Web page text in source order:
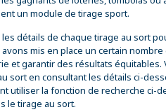
un module de tirage sport.
détails de chaque tirage au sort
mis en place un certain nombre
et garantir des résultats équitables.
sort en consultant les détails ci-
utiliser la fonction de recherche ci-
le tirage au sort.